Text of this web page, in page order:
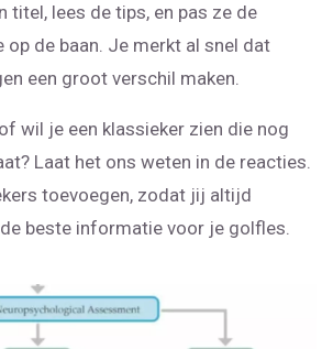
titel, lees de tips, en pas ze de
op de baan. Je merkt al snel dat
een groot verschil maken.
wil je een klassieker zien die nog
Laat het ons weten in de reacties.
toevoegen, zodat jij altijd
beste informatie voor je golfles.